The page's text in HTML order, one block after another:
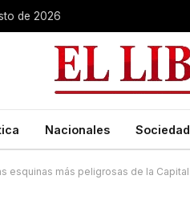
de 2026
Nacionales Sociedad
esquinas más peligrosas de la Capital